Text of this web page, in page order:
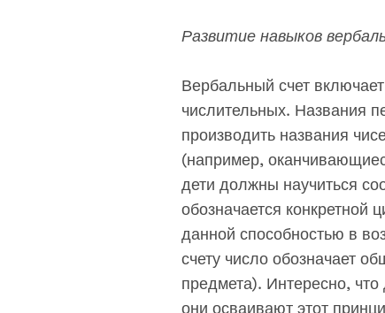
Развитие навыков
Вербальный счет
числительных. Названия
производить названия
(например,
дети должны научиться
обозначается
данной способностью в
счету число обозначает
предмета). Интересно,
они осваивают этот